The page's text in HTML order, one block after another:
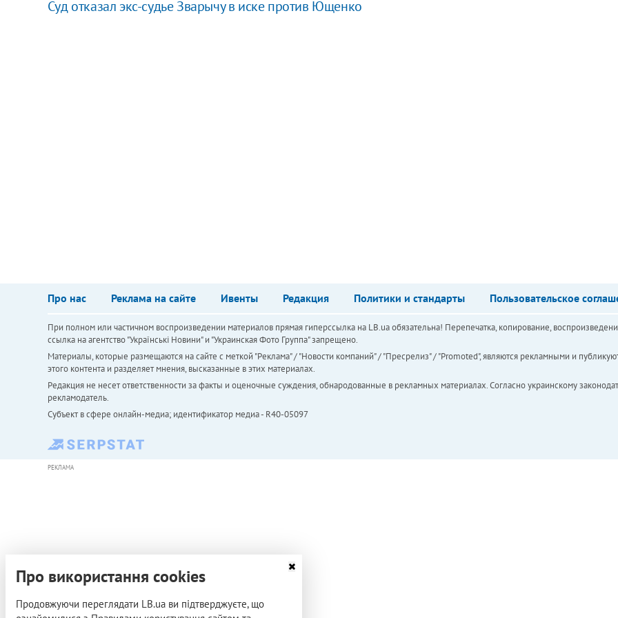
Суд отказал экс-судье Зварычу в иске против Ющенко
Про нас Реклама на сайте Ивенты Редакция Политики и стандарты Пользовательское
При полном или частичном воспроизведении материалов прямая гиперссылка на LB.ua обязательна! Перепечатка, копирование,
ссылка на агентство "Українськi Новини" и "Украинская Фото Группа" запрещено.
Материалы, которые размещаются на сайте с меткой "Реклама" / "Новости компаний" / "Пресрелиз" / "Promoted", являются рекламными и
этого контента и разделяет мнения, высказанные в этих материалах.
Редакция не несет ответственности за факты и оценочные суждения, обнародованные в рекламных материалах. Согласно украинскому
рекламодатель.
Субъект в сфере онлайн-медиа; идентификатор медиа - R40-05097
РЕКЛАМА
Про використання cookies
Продовжуючи переглядати LB.ua ви підтверджуєте, що